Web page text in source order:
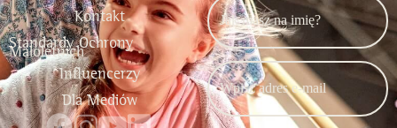
Kontakt
Standardy Ochrony
Małoletnich
Influencerzy
Dla Mediów